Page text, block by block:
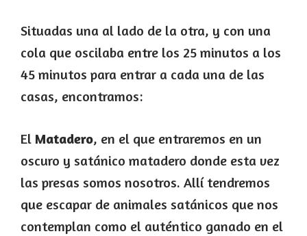
Situadas una al lado de la otra, y con una
cola que oscilaba entre los 25 minutos a los
45 minutos para entrar a cada una de las
casas, encontramos:
El Matadero, en el que entraremos en un
oscuro y satánico matadero donde esta vez
las presas somos nosotros. Allí tendremos
que escapar de animales satánicos que nos
contemplan como el auténtico ganado en el